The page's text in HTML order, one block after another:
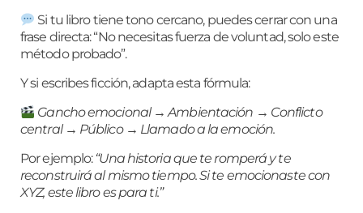
Si tu libro tiene tono cercano, puedes cerrar con una
frase directa: “No necesitas fuerza de voluntad, solo este
método probado”.
Y si escribes ficción, adapta esta fórmula:
Gancho emocional → Ambientación → Conflicto
central → Público → Llamado a la emoción.
Por ejemplo:“Una historia que te romperá y te
reconstruirá al mismo tiempo. Si te emocionaste con
XYZ, este libro es para ti.”